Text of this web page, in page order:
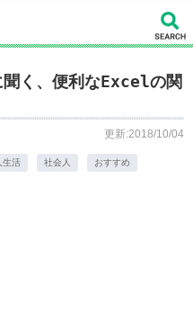
く、便利なExcelの関
更新:2018/10/04
生活 社会人 おすすめ